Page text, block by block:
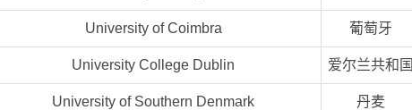
University of Coimbra 葡萄牙
University College Dublin 爱尔兰共和国
University of Southern Denmark 丹麦